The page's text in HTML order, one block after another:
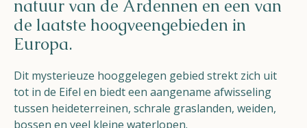
Apple App Store
Android Play Store
natuur van de Ardennen en een van
de laatste hoogveengebieden in
Europa.
Dit mysterieuze hooggelegen gebied strekt zich uit
tot in de Eifel en biedt een aangename afwisseling
tussen heideterreinen, schrale graslanden, weiden,
bossen en veel kleine waterlopen.